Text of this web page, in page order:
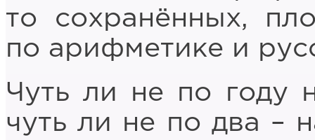
то сохранённых,
по арифметике и
Чуть ли не по году
чуть ли не по два –